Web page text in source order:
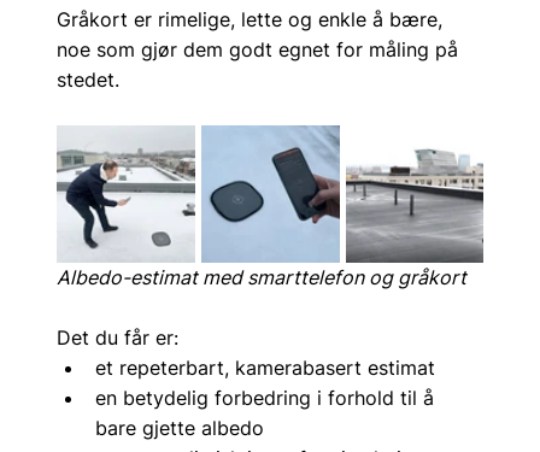
Gråkort er rimelige, lette og enkle å bære,
noe som gjør dem godt egnet for måling på
stedet.
Albedo-estimat med smarttelefon og gråkort
Det du får er:
et repeterbart, kamerabasert estimat
en betydelig forbedring i forhold til å
bare gjette albedo